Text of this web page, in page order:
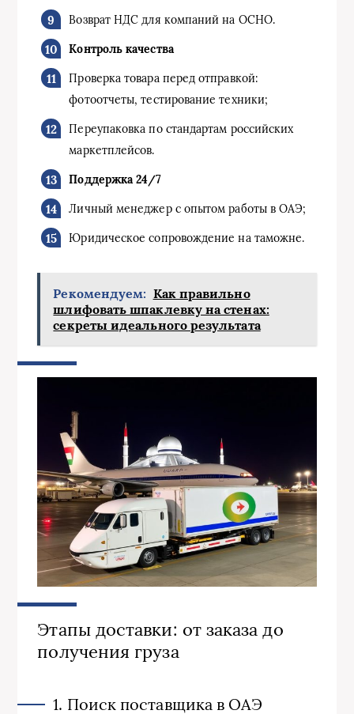
Возврат НДС для компаний на ОСНО.
Контроль качества
Проверка товара перед отправкой:
фотоотчеты, тестирование техники;
Переупаковка по стандартам российских
маркетплейсов.
Поддержка 24/7
Личный менеджер с опытом работы в ОАЭ;
Юридическое сопровождение на таможне.
Рекомендуем: Как правильно
шлифовать шпаклевку на стенах:
секреты идеального результата
Этапы доставки: от заказа до
получения груза
1. Поиск поставщика в ОАЭ